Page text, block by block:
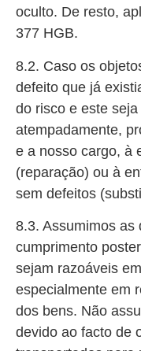
oculto. De resto,
377 HGB.
8.2. Caso os
defeito que já
do risco e este
atempadamente,
e a nosso cargo, à
(reparação) ou à
sem defeitos
8.3. Assumimos as
cumprimento
sejam razoáveis
especialmente em
dos bens. Não
devido ao facto de